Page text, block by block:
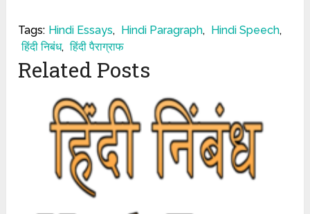
Tags: Hindi Essays, Hindi Paragraph, Hindi Speech,
हिंदी निबंध, हिंदी पैराग्राफ
Related Posts